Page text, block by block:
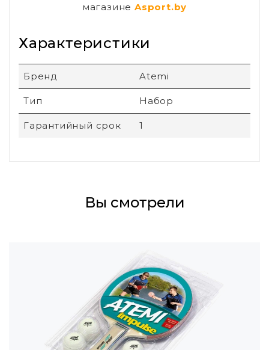
магазине Asport.by
Характеристики
Бренд Atemi
Тип Набор
Гарантийный срок 1
Вы смотрели